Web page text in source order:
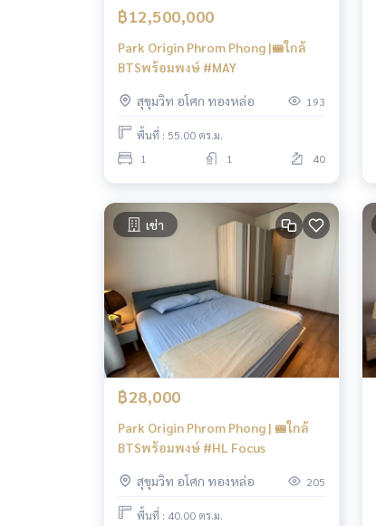
฿12,500,000
Park Origin Phrom Phong |🚝ใกล้
BTSพร้อมพงษ์ #MAY
สุขุมวิท อโศก ทองหล่อ 193
พื้นที่ : 55.00 ตร.ม.
1
1 40
เช่า
฿28,000
Park Origin Phrom Phong | 🚝ใกล้
BTSพร้อมพงษ์ #HL Focus
สุขุมวิท อโศก ทองหล่อ 205
พื้นที่ : 40.00 ตร.ม.